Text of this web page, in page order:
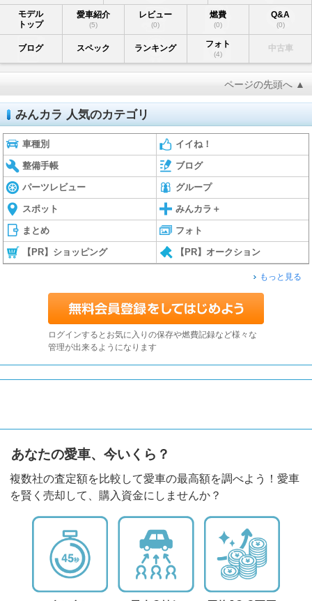
モデル
トップ
愛車紹介
(5)
レビュー
(0)
燃費
(0)
Q&A
(0)
ブログ スペック ランキング フォト
(4)
中古車
ページの先頭へ ▲
みんカラ 人気のカテゴリ
車種別 イイね！
整備手帳 ブログ
パーツレビュー グループ
スポット みんカラ＋
まとめ フォト
【PR】ショッピング 【PR】オークション
もっと見る
ログインするとお気に入りの保存や燃費記録など様々な
管理が出来るようになります
あなたの愛車、今いくら？
複数社の査定額を比較して愛車の最高額を調べよう！愛車
を賢く売却して、購入資金にしませんか？